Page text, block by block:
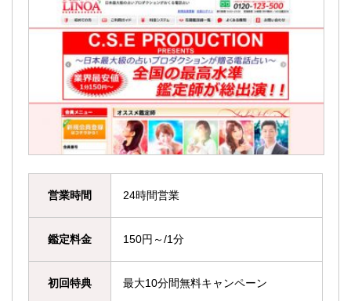
営業時間 24時間営業
鑑定料金 150円～/1分
初回特典 最大10分間無料キャンペーン